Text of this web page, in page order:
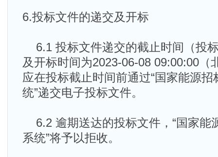
6.投标文件的递交及开标
6.1 投标文件递交的截止时间（投
及开标时间为2023-06-08 09:00:00（
应在投标截止时间前通过“国家能源
统”递交电子投标文件。
6.2 逾期送达的投标文件，“国家能
系统”将予以拒收。